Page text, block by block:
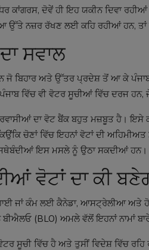
ਕਾਂਗਰਸ, ਦੋਵੇਂ ਹੀ ਇਹ ਯਕੀਨ ਦਿਵਾ
ਨਜ਼ਰ ਰੱਖਣ ਲਈ ਕਹਿ ਰਹੀਆਂ ਹਨ, ਤਾਂ
ਸਵਾਲ
ਬਿਹਾਰ ਅਤੇ ਉੱਤਰ ਪ੍ਰਦੇਸ਼ ਤੋਂ ਆ ਕੇ ਪੰਜਾਬ
ਵਿੱਚ ਵੀ ਵੋਟਰ ਸੂਚੀਆਂ ਵਿੱਚ ਦਰਜ
ਦਾ ਵੋਟ ਬੈਂਕ ਬਹੁਤ ਮਜ਼ਬੂਤ ਹੈ।
ਚੋਣਾਂ ਵਿੱਚ ਇਹਨਾਂ ਵੋਟਾਂ ਦੀ ਅਹਿਮੀਅਤ
ਇਸ ਮਸਲੇ ਨੂੰ ਉਠਾ ਸਕਦੀਆਂ ਹਨ।
ਵੋਟਾਂ ਦਾ ਕੀ
ਜਾਂ ਕੰਮ ਲਈ ਕੈਨੇਡਾ, ਆਸਟ੍ਰੇਲੀਆ ਅਤੇ
(BLO) ਅਮਲੇ ਵੱਲੋਂ ਇਹਨਾਂ ਨਾਮਾਂ
ਵੋਟਰ ਸੂਚੀ ਵਿੱਚ ਹੈ ਅਤੇ ਤੁਸੀਂ ਵਿਦੇਸ਼